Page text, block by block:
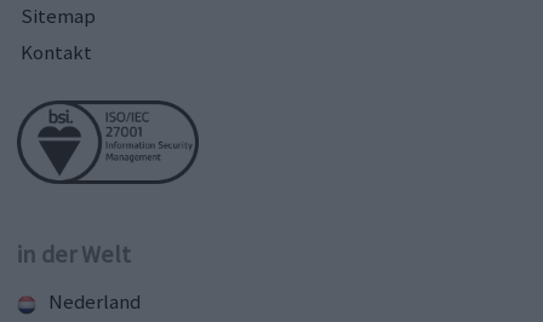
Sitemap
Kontakt
in der Welt
Nederland